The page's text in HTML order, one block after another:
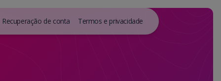
Recuperação de conta Termos e privacidade